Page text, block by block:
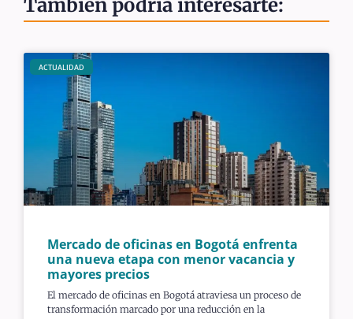
ACTUALIDAD
Mercado de oficinas en Bogotá enfrenta
una nueva etapa con menor vacancia y
mayores precios
El mercado de oficinas en Bogotá atraviesa un proceso de
transformación marcado por una reducción en la